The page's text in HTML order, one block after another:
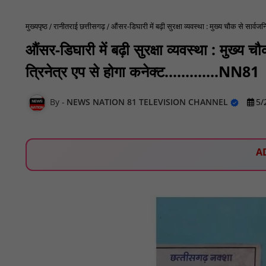
मुख्यपृष्ठ रानीतराई छत्तीसगढ़ औंसर-डिघारी में बढ़ी सुरक्षा व्यवस्था : मुख्य चौक से
औंसर-डिघारी में बढ़ी सुरक्षा व्यवस्था : मुख्य
त्रिनेत्र एप से होगा कनेक्ट.............NN81
NEWS NATION 81 TELEVISION CHANNEL 5/